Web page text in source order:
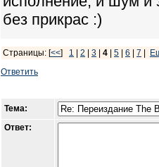
без прикрас :)
Страницы: [<<] 1 2 3 4 5 6 7
Ответить
Тема:
Ответ: